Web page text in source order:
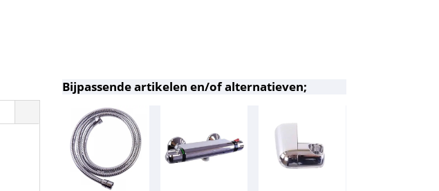
Bijpassende artikelen en/of alternatieven;